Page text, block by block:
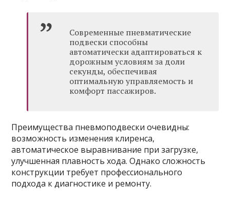
Современные пневматические
подвески способны
автоматически адаптироваться к
дорожным условиям за доли
секунды, обеспечивая
оптимальную управляемость и
комфорт пассажиров.
Преимущества пневмоподвески очевидны:
возможность изменения клиренса,
автоматическое выравнивание при загрузке,
улучшенная плавность хода. Однако сложность
конструкции требует профессионального
подхода к диагностике и ремонту.